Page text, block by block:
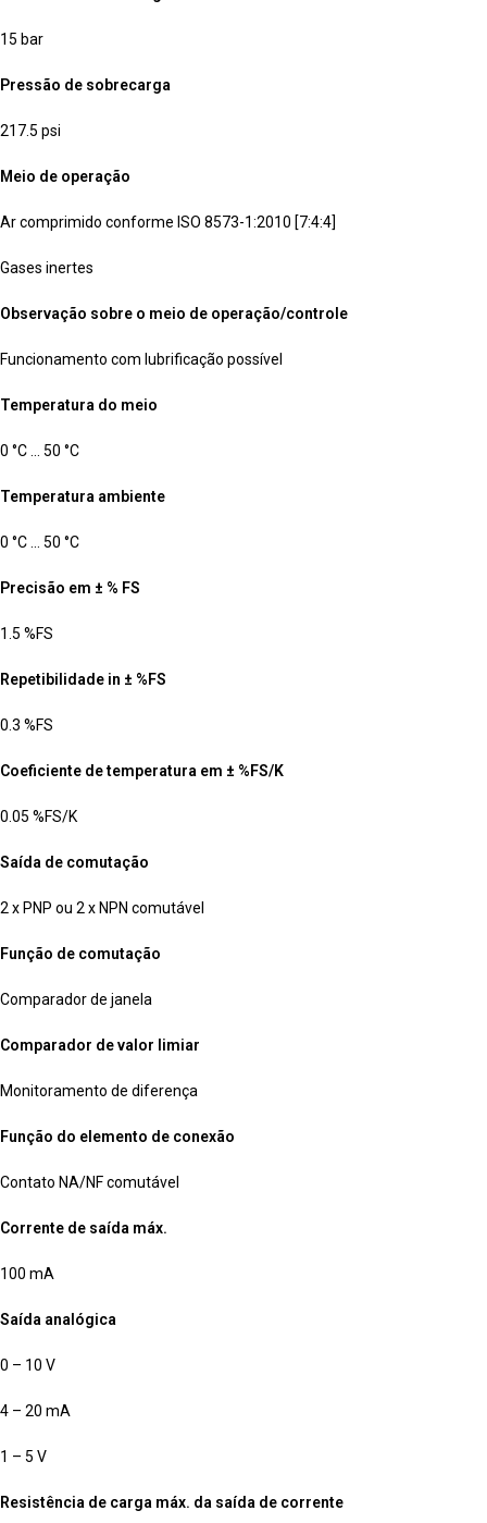
15 bar
Pressão de sobrecarga
217.5 psi
Meio de operação
Ar comprimido conforme ISO 8573-1:2010 [7:4:4]
Gases inertes
Observação sobre o meio de operação/controle
Funcionamento com lubrificação possível
Temperatura do meio
0 °C … 50 °C
Temperatura ambiente
0 °C … 50 °C
Precisão em ± % FS
1.5 %FS
Repetibilidade in ± %FS
0.3 %FS
Coeficiente de temperatura em ± %FS/K
0.05 %FS/K
Saída de comutação
2 x PNP ou 2 x NPN comutável
Função de comutação
Comparador de janela
Comparador de valor limiar
Monitoramento de diferença
Função do elemento de conexão
Contato NA/NF comutável
Corrente de saída máx.
100 mA
Saída analógica
0 – 10 V
4 – 20 mA
1 – 5 V
Resistência de carga máx. da saída de corrente